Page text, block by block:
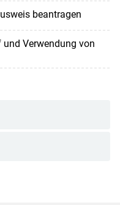
beantragen
Verwendung von